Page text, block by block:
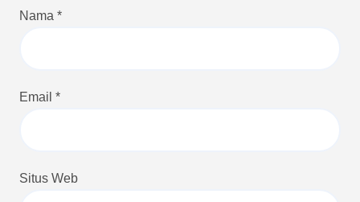
Nama *
Email *
Situs Web